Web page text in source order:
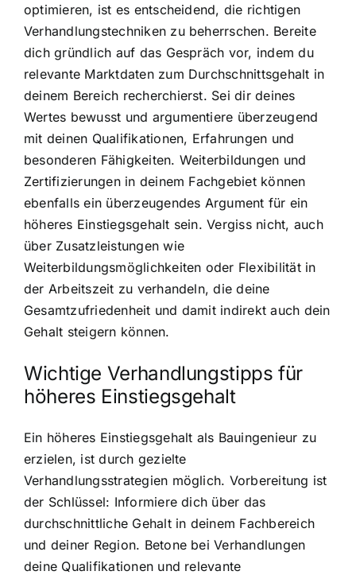
optimieren, ist es entscheidend, die richtigen
Verhandlungstechniken zu beherrschen. Bereite
dich gründlich auf das Gespräch vor, indem du
relevante Marktdaten zum Durchschnittsgehalt in
deinem Bereich recherchierst. Sei dir deines
Wertes bewusst und argumentiere überzeugend
mit deinen Qualifikationen, Erfahrungen und
besonderen Fähigkeiten. Weiterbildungen und
Zertifizierungen in deinem Fachgebiet können
ebenfalls ein überzeugendes Argument für ein
höheres Einstiegsgehalt sein. Vergiss nicht, auch
über Zusatzleistungen wie
Weiterbildungsmöglichkeiten oder Flexibilität in
der Arbeitszeit zu verhandeln, die deine
Gesamtzufriedenheit und damit indirekt auch dein
Gehalt steigern können.
Wichtige Verhandlungstipps für
höheres Einstiegsgehalt
Ein höheres Einstiegsgehalt als Bauingenieur zu
erzielen, ist durch gezielte
Verhandlungsstrategien möglich. Vorbereitung ist
der Schlüssel: Informiere dich über das
durchschnittliche Gehalt in deinem Fachbereich
und deiner Region. Betone bei Verhandlungen
deine Qualifikationen und relevante